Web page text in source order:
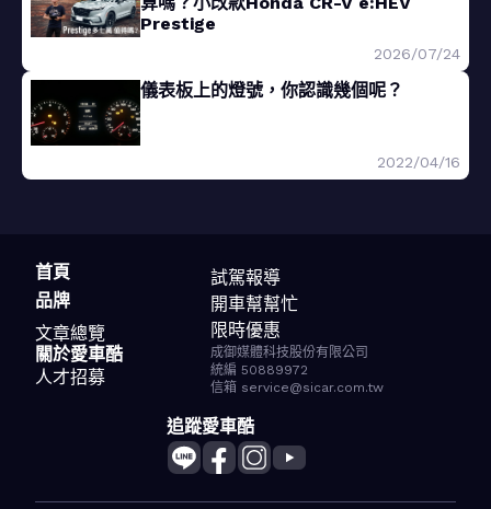
Prestige
2026/07/24
儀表板上的燈號，你認識幾個呢？
2022/04/16
首頁
品牌
文章總覽
試駕報導
開車幫幫忙
限時優惠
關於愛車酷
人才招募
成御媒體科技股份有限公司
統編 50889972
信箱 service@sicar.com.tw
追蹤愛車酷